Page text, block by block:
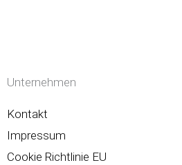
Unternehmen
Kontakt
Impressum
Cookie Richtlinie EU